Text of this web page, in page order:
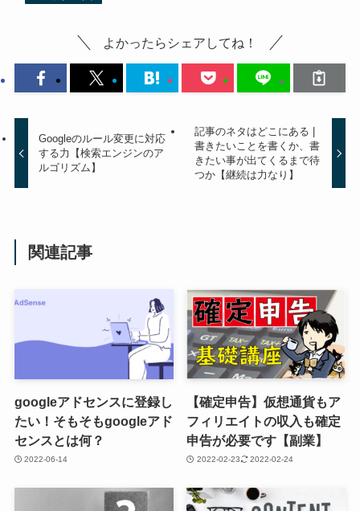
よかったらシェアしてね！
Googleのルール変更に対応
する力【検索エンジンのア
ルゴリズム】
記事のネタはどこにある |
書きたいことを書くか、書
きたい事が出てくるまで待
つか【継続は力なり】
関連記事
googleアドセンスに登録し
たい！そもそもgoogleアド
センスとは何？
2022-06-14
【確定申告】仮想通貨もア
フィリエイトの収入も確定
申告が必要です【副業】
2022-02-23 2022-02-24